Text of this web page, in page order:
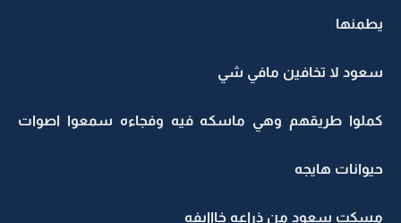
يطمنها
سعود لا تخافين مافي شي
كملوا طريقهم وهي ماسكه فيه وفجاءه سمعوا اصوات
حيوانات هايجه
مسكت سعود من ذراعه خااايفه